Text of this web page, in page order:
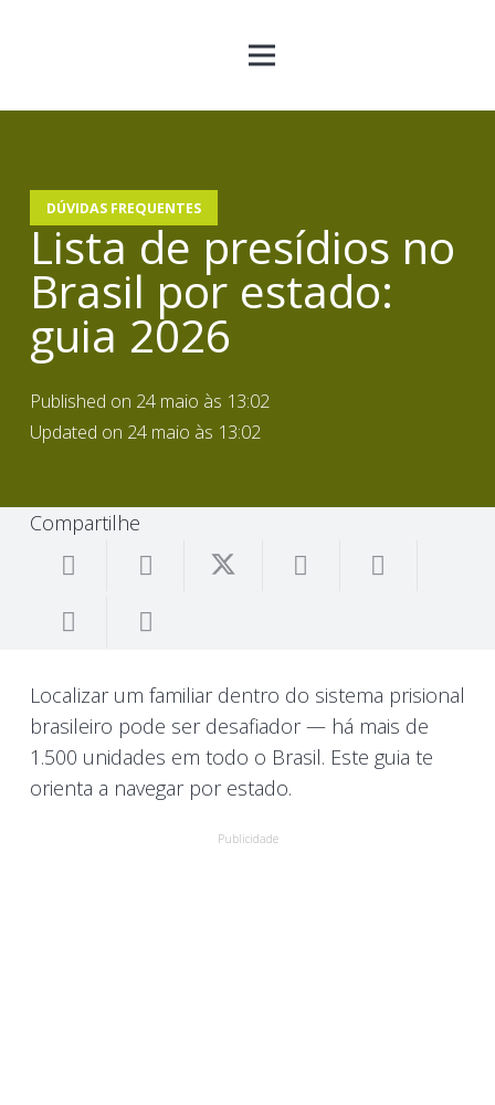
DÚVIDAS FREQUENTES
Lista de presídios no
Brasil por estado:
guia 2026
Published on 24 maio às 13:02
Updated on 24 maio às 13:02
Compartilhe
Localizar um familiar dentro do sistema prisional
brasileiro pode ser desafiador — há mais de
1.500 unidades em todo o Brasil. Este guia te
orienta a navegar por estado.
Publicidade